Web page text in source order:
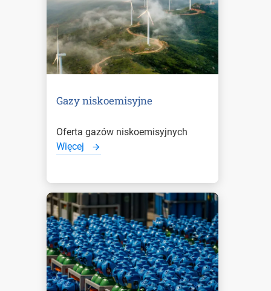
Gazy niskoemisyjne
Oferta gazów niskoemisyjnych
Więcej